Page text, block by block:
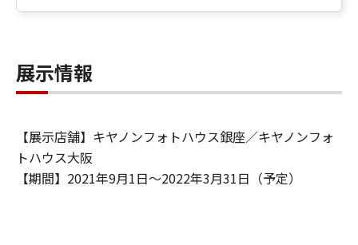
展示情報
【展示店舗】キヤノンフォトハウス銀座／キヤノンフォ
トハウス大阪
【期間】2021年9月1日～2022年3月31日（予定）